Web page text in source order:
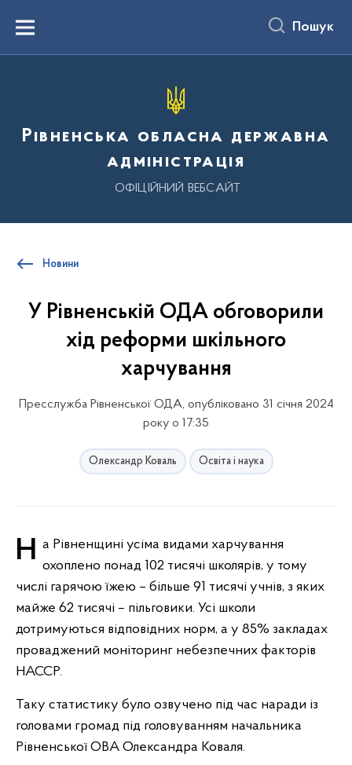
вмістуMenu Пошук
Рівненська обласна державна
адміністрація
ОФІЦІЙНИЙ ВЕБСАЙТ
Новини
У Рівненській ОДА обговорили
хід реформи шкільного
харчування
Пресслужба Рівненської ОДА, опубліковано 31 січня 2024
року о 17:35
Олександр Коваль Освіта і наука
На Рівненщині усіма видами харчування охоплено понад 102 тисячі школярів, у тому
числі гарячою їжею – більше 91 тисячі учнів, з яких
майже 62 тисячі – пільговики. Усі школи
дотримуються відповідних норм, а у 85% закладах
проваджений моніторинг небезпечних факторів
НАССР.
Таку статистику було озвучено під час наради із
головами громад під головуванням начальника
Рівненської ОВА Олександра Коваля.